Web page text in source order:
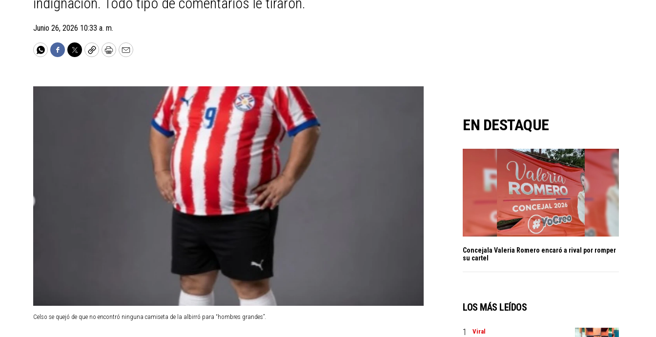
Junio 26, 2026 10:33 a. m.
WhatsApp
Facebook
TwitterCopyPrintEmail
Celso se quejó de que no encontró ninguna camiseta de la albirró para “hombres grandes”.
EN DESTAQUE
Concejala Valeria Romero encaró a rival por romper
su cartel
LOS MÁS LEÍDOS
Viral